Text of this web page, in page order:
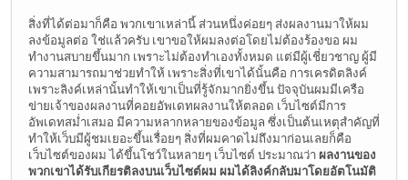
สิ่งที่ได้ต่อมาก็คือ พวกเขาเหล่านี้ ส่วนหนึ่งค่อยๆ ส่งผลงานมาให้ผม
ลงข้อมูลต่อ ใช่แล้วครับ เขาขอให้ผมลงต่อโดยไม่ต้องร้องขอ ผม
ทำงานสบายขึ้นมาก เพราะไม่ต้องทำเองทั้งหมด แต่มีผู้เชี่ยวชาญ ผู้มี
ความสามารถมาช่วยทำให้ เพราะสิ่งที่เขาได้นั้นคือ การเครดิตลิงค์
เพราะลิงค์เหล่านั้นทำให้เขาเป็นที่รู้จักมากยิ่งขึ้น ปัจจุบันผมมีเครือ
ข่ายเจ้าของผลงานที่คอยอัพเดทผลงานให้ตลอด เว็บไซต์มีการ
อัพเดทสม่ำเสมอ มีความหลากหลายของข้อมูล ซึ่งเป็นต้นเหตุสำคัญที่
ทำให้เว็บมีผู้ชมเยอะขึ้นเรื่อยๆ สิ่งที่ผมคาดไม่ถึงมาก่อนเลยก็คือ
เว็บไซต์ของผม ได้ขึ้นโชว์ในหลายๆ เว็บไซต์ ประมาณว่าผลงานของ
พวกเขาได้รับเกียรติลงบนเว็บไซต์ผม ผมได้ลิงค์กลับมาโดยอัตโนมัติ